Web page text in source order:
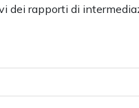
dei rapporti di